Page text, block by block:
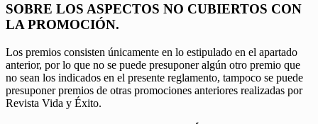
SOBRE LOS ASPECTOS NO CUBIERTOS CON
LA PROMOCIÓN.
Los premios consisten únicamente en lo estipulado en el apartado
anterior, por lo que no se puede presuponer algún otro premio que
no sean los indicados en el presente reglamento, tampoco se puede
presuponer premios de otras promociones anteriores realizadas por
Revista Vida y Éxito.